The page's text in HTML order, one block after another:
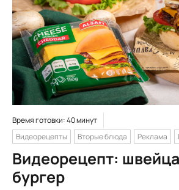
Время готовки: 40 минут
Видеорецепты
Вторые блюда Реклама
Видеорецепт:
бургер